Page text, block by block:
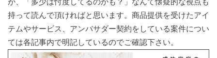
が、「多少は忖度してるのかも？」なんて懐疑的な視点も
持って読んで頂ければと思います。商品提供を受けたアイ
テムやサービス、アンバサダー契約をしている案件につい
ては各記事内で明記しているのでご確認下さい。